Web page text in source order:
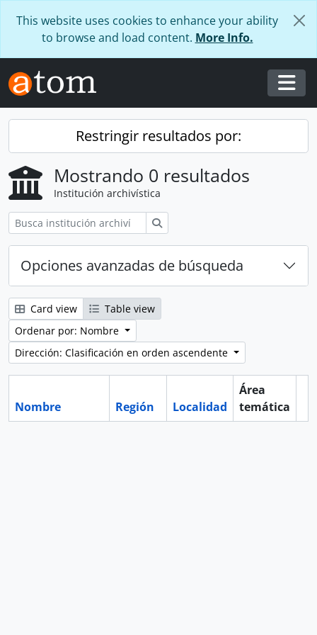
This website uses cookies to enhance your ability
to browse and load content. More Info.
Restringir resultados por:
Mostrando 0 resultados
Institución archivística
Opciones avanzadas de búsqueda
Card view
Table view
Ordenar por: Nombre
Dirección: Clasificación en orden ascendente
Nombre Región Localidad
Área
temática